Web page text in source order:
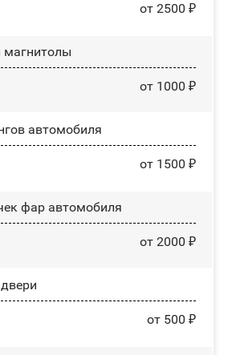
от 2500 ₽
магнитолы
от 1000 ₽
автомобиля
от 1500 ₽
фар автомобиля
от 2000 ₽
от 500 ₽